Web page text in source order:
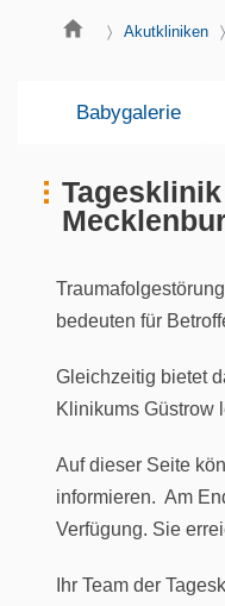
Akutkliniken
Babygalerie
bedeuten für
Gleichzeitig bietet
Klinikums Güstrow
Auf dieser Seite
informieren. Am
Verfügung. Sie
Ihr Team der